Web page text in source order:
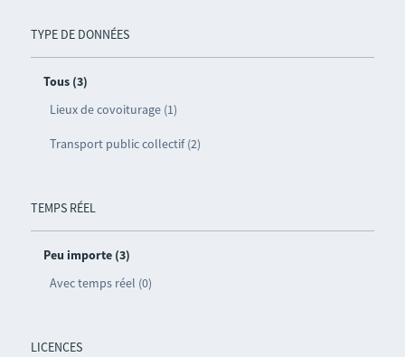
TYPE DE DONNÉES
Tous (3)
Lieux de covoiturage (1)
Transport public collectif (2)
TEMPS RÉEL
Peu importe (3)
Avec temps réel (0)
LICENCES